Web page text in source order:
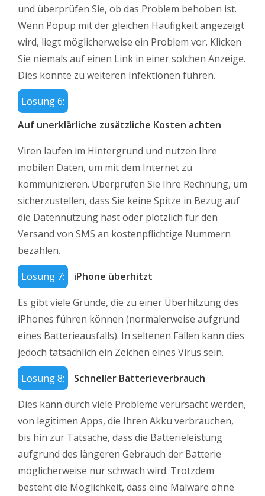
und überprüfen Sie, ob das Problem behoben ist.
Wenn Popup mit der gleichen Häufigkeit angezeigt
wird, liegt möglicherweise ein Problem vor. Klicken
Sie niemals auf einen Link in einer solchen Anzeige.
Dies könnte zu weiteren Infektionen führen.
Lösung 6:
Auf unerklärliche zusätzliche Kosten achten
Viren laufen im Hintergrund und nutzen Ihre
mobilen Daten, um mit dem Internet zu
kommunizieren. Überprüfen Sie Ihre Rechnung, um
sicherzustellen, dass Sie keine Spitze in Bezug auf
die Datennutzung hast oder plötzlich für den
Versand von SMS an kostenpflichtige Nummern
bezahlen.
Lösung 7:
iPhone überhitzt
Es gibt viele Gründe, die zu einer Überhitzung des
iPhones führen können (normalerweise aufgrund
eines Batterieausfalls). In seltenen Fällen kann dies
jedoch tatsächlich ein Zeichen eines Virus sein.
Lösung 8:
Schneller Batterieverbrauch
Dies kann durch viele Probleme verursacht werden,
von legitimen Apps, die Ihren Akku verbrauchen,
bis hin zur Tatsache, dass die Batterieleistung
aufgrund des längeren Gebrauch der Batterie
möglicherweise nur schwach wird. Trotzdem
besteht die Möglichkeit, dass eine Malware ohne